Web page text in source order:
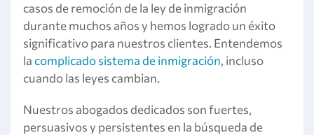
casos de remoción de la ley de inmigración
durante muchos años y hemos logrado un éxito
significativo para nuestros clientes. Entendemos
lacomplicado sistema de inmigración, incluso
cuando las leyes cambian.
Nuestros abogados dedicados son fuertes,
persuasivos y persistentes en la búsqueda de